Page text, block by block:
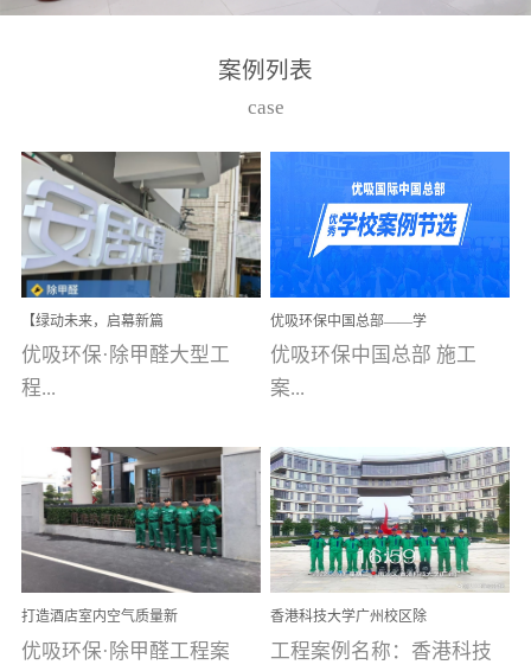
高技能的团队。汇聚了众
取得了多项产品技术专利
和多项国家版权局著作
权，获得高新技术企业称
号。生产优势自主生产自
给自足，优吸公司于2015
在广州番禺区成功建立产
品线生产基地，工厂拥有
自动化生产设备和成熟的
选择源头源材料、严控产
品质量，我们每一批的生
产产品都经过严格的质检
程序；生产车间为优吸总
部和全国分支机构生产光
触媒、净醛王、祛味剂等
优吸系列产品，保质保量
案例列表
case
【绿动未来，启幕新篇
章】优吸环保中标深圳安
居乐寓，超大型工装室内
空气治理项目顺利启航，
优吸环保·除甲醛大型工
程...
案例【深圳安居乐寓】室
内空气治理项目深圳安居
乐寓 深圳市安居乐寓
为深圳安居集团旗下城...
优吸环保中国总部——学
校施工案例(节选)
优吸环保中国总部 施工
案...
例(学校工装节选)广州南沙
小学(珠江湾校区)项目地
址：广州市南沙区海滨路
南沙珠江湾江门市蓬江区
禾...
打造酒店室内空气质量新
标杆——优吸环保·标杆之
作：东莞美豪雅致酒店室
优吸环保·除甲醛工程案
香港科技大学广州校区除
甲醛项目圆满完成
工程案例名称：香港科技